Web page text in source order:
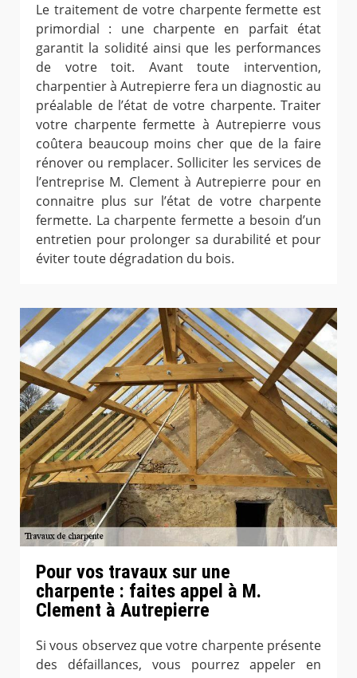
Le traitement de votre charpente fermette est
primordial : une charpente en parfait état
garantit la solidité ainsi que les performances
de votre toit. Avant toute intervention,
charpentier à Autrepierre fera un diagnostic au
préalable de l’état de votre charpente. Traiter
votre charpente fermette à Autrepierre vous
coûtera beaucoup moins cher que de la faire
rénover ou remplacer. Solliciter les services de
l’entreprise M. Clement à Autrepierre pour en
connaitre plus sur l’état de votre charpente
fermette. La charpente fermette a besoin d’un
entretien pour prolonger sa durabilité et pour
éviter toute dégradation du bois.
Pour vos travaux sur une
charpente : faites appel à M.
Clement à Autrepierre
Si vous observez que votre charpente présente
des défaillances, vous pourrez appeler en